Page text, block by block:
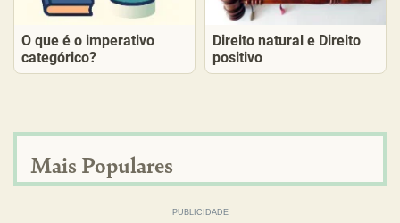
O que é o imperativo
categórico?
Direito natural e Direito
positivo
Mais Populares